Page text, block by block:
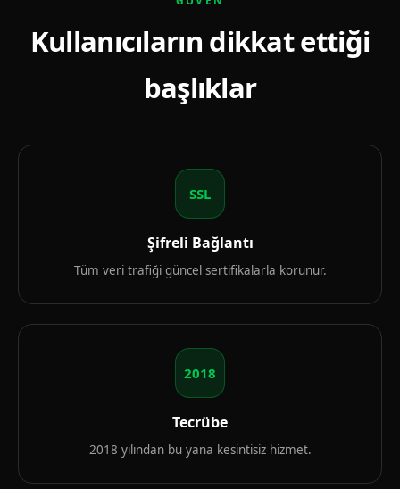
Kullanıcıların dikkat ettiği
başlıklar
SSL
Şifreli Bağlantı
Tüm veri trafiği güncel sertifikalarla korunur.
2018
Tecrübe
2018 yılından bu yana kesintisiz hizmet.